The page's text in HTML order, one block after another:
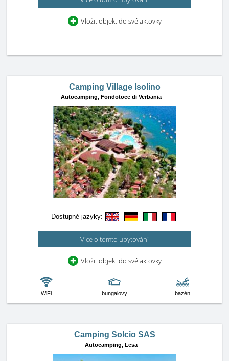
Vložit objekt do své aktovky
Camping Village Isolino
Autocamping, Fondotoce di Verbania
Dostupné jazyky:
Více o tomto ubytování
Vložit objekt do své aktovky
WiFi bungalovy bazén
Camping Solcio SAS
Autocamping, Lesa